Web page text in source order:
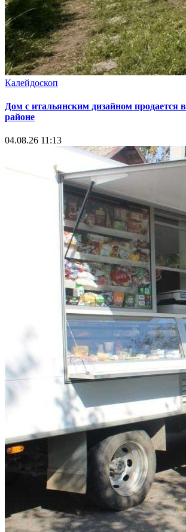
Калейдоскоп
Дом с итальянским дизайном продается
районе
04.08.26 11:13